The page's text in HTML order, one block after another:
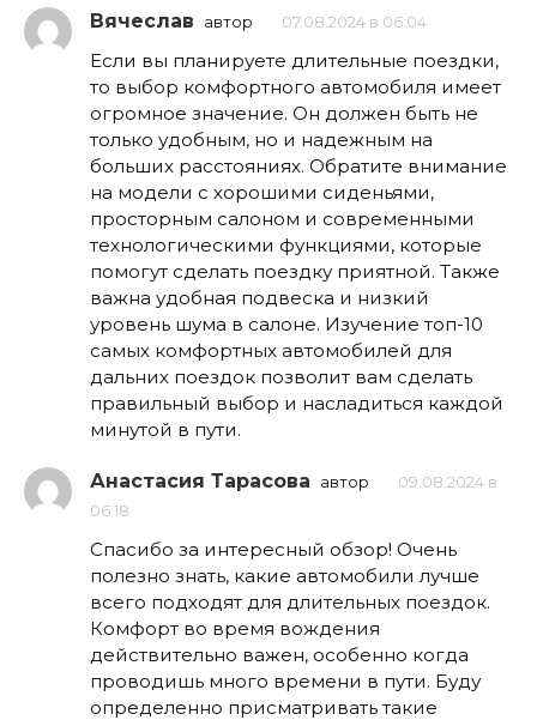
Вячеслав автор 07.08.2024 в 06:04
Если вы планируете длительные поездки,
то выбор комфортного автомобиля имеет
огромное значение. Он должен быть не
только удобным, но и надежным на
больших расстояниях. Обратите внимание
на модели с хорошими сиденьями,
просторным салоном и современными
технологическими функциями, которые
помогут сделать поездку приятной. Также
важна удобная подвеска и низкий
уровень шума в салоне. Изучение топ-10
самых комфортных автомобилей для
дальних поездок позволит вам сделать
правильный выбор и насладиться каждой
минутой в пути.
Анастасия Тарасова автор
09.08.2024 в
06:18
Спасибо за интересный обзор! Очень
полезно знать, какие автомобили лучше
всего подходят для длительных поездок.
Комфорт во время вождения
действительно важен, особенно когда
проводишь много времени в пути. Буду
определенно присматривать такие